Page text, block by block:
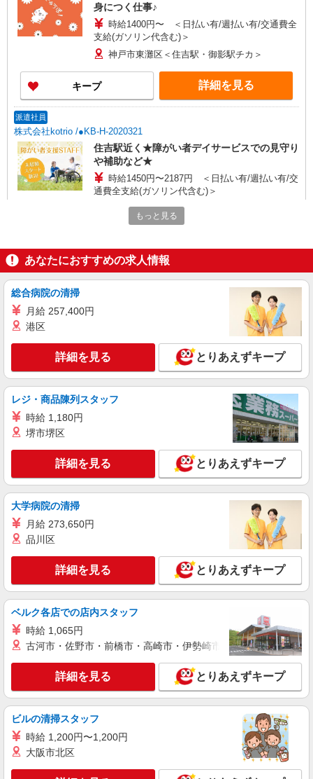
身につく仕事♪
時給1400円〜 ＜日払い有/週払い有/交通費全
支給(ガソリン代含む)＞
神戸市東灘区＜住吉駅・御影駅チカ＞
キープ 詳細を見る
派遣社員
株式会社kotrio /●KB-H-2020321
住吉駅近く★障がい者デイサービスでの見守り
や補助など★
時給1450円〜2187円 ＜日払い有/週払い有/交
通費全支給(ガソリン代含む)＞
神戸市東灘区＜住吉駅・御影駅チカ＞
派遣社員
株式会社kotrio /●KB-H-2020930
住吉駅◎やっぱり土日休み◎自分を大切に働け
る障がい者支援
時給1450円〜2187円 ＜日払い有/週払い有/交
通費全支給(ガソリン代含む)＞
神戸市東灘区＜住吉駅・御影駅チカ＞
キープ 詳細を見る
派遣社員
株式会社kotrio /●KB-H-2020920
魚崎駅◎やっぱり土日休み◎自分を大切に働け
る障がい者支援
時給1450円〜2187円 ＜日払い有/週払い有/交
詳細を見る
株式会社kotrio /●KB-H-2020776
魚崎駅＊障がい者施設で軽作業の見守り等＊未
時給1450円〜2187円 ＜日払い有/週払い有/交
通費全支給(ガソリン代含む)＞
神戸市東灘区
詳細を見る
派遣社員
株式会社kotrio /●KB-H-2020786
住吉駅＊障がい者施設で軽作業の見守り等＊未
もっと見る
あなたにおすすめの求人情報
総合病院の清掃
月給 257,400円
港区
詳細を見る とりあえずキープ
レジ・商品陳列スタッフ
時給 1,180円
堺市堺区
詳細を見る とりあえずキープ
大学病院の清掃
月給 273,650円
品川区
詳細を見る とりあえずキープ
ベルク各店での店内スタッフ
時給 1,065円
古河市・佐野市・前橋市・高崎市・伊勢崎市・太田市・館林市
詳細を見る とりあえずキープ
ビルの清掃スタッフ
時給 1,200円〜1,200円
大阪市北区